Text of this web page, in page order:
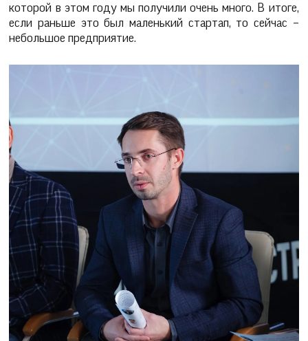
которой в этом году мы получили очень много. В итоге,
если раньше это был маленький стартап, то сейчас –
небольшое предприятие.